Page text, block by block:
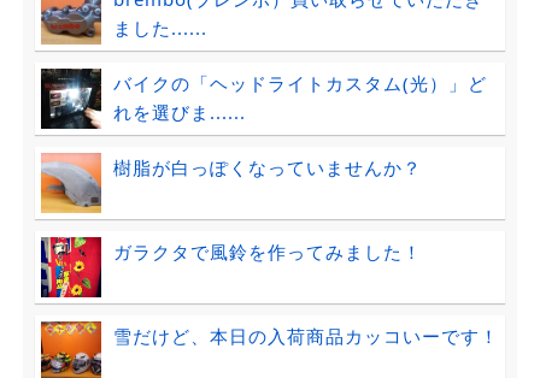
ました......
バイクの「ヘッドライトカスタム(光）」ど
れを選びま......
樹脂が白っぽくなっていませんか？
ガラクタで風鈴を作ってみました！
雪だけど、本日の入荷商品カッコいーです！